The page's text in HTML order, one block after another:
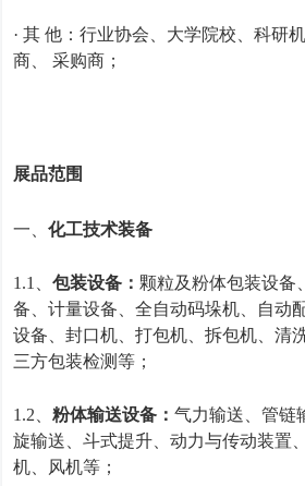
· 其 他：行业协会、大学院校、科研
商、
采购商；
展品范围
一、化工技术装备
1.1、包装设备： 颗粒及粉体包装设备
备、计量设备、全自动码垛机、自动
设备、封口机、打包机、拆包机、清
三方包装检测等；
1.2、粉体输送设备：气力输送 、管链
旋输送 、斗式提升 、动力与传动装置
机
风机等 ；